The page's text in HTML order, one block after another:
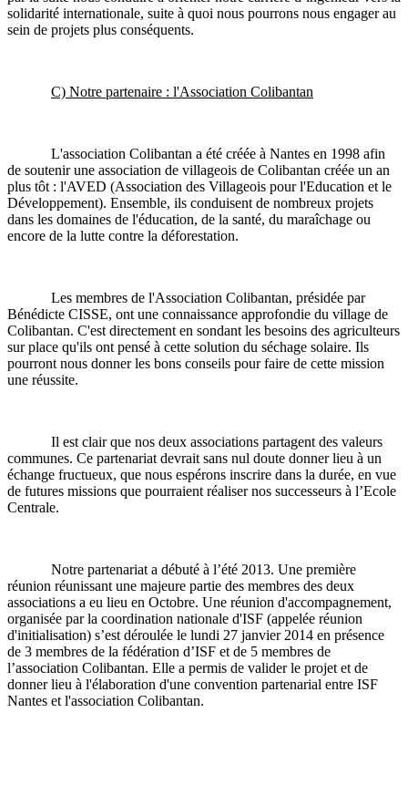
solidarité internationale, suite à quoi nous pourrons nous engager au
sein de projets plus conséquents.
C) Notre partenaire : l'Association Colibantan
L'association Colibantan a été créée à Nantes en 1998 afin
de soutenir une association de villageois de Colibantan créée un an
plus tôt : l'AVED (Association des Villageois pour l'Education et le
Développement). Ensemble, ils conduisent de nombreux projets
dans les domaines de l'éducation, de la santé, du maraîchage ou
encore de la lutte contre la déforestation.
Les membres de l'Association Colibantan, présidée par
Bénédicte CISSE, ont une connaissance approfondie du village de
Colibantan. C'est directement en sondant les besoins des agriculteurs
sur place qu'ils ont pensé à cette solution du séchage solaire. Ils
pourront nous donner les bons conseils pour faire de cette mission
une réussite.
Il est clair que nos deux associations partagent des valeurs
communes. Ce partenariat devrait sans nul doute donner lieu à un
échange fructueux, que nous espérons inscrire dans la durée, en vue
de futures missions que pourraient réaliser nos successeurs à l’Ecole
Centrale.
Notre partenariat a débuté à l’été 2013. Une première
réunion réunissant une majeure partie des membres des deux
associations a eu lieu en Octobre. Une réunion d'accompagnement,
organisée par la coordination nationale d'ISF (appelée réunion
d'initialisation) s’est déroulée le lundi 27 janvier 2014 en présence
de 3 membres de la fédération d’ISF et de 5 membres de
l’association Colibantan. Elle a permis de valider le projet et de
donner lieu à l'élaboration d'une convention partenarial entre ISF
Nantes et l'association Colibantan.